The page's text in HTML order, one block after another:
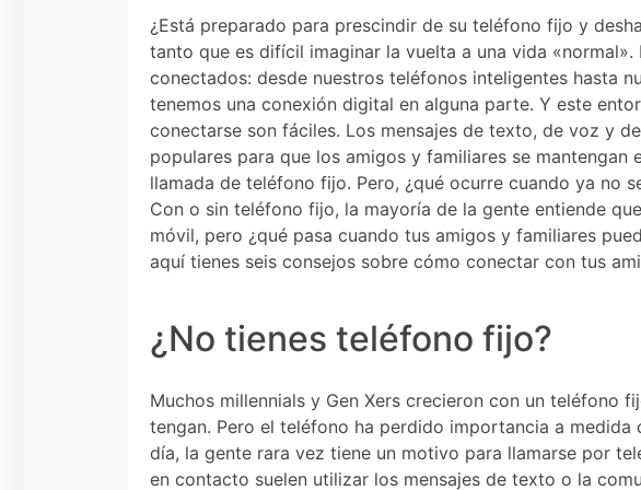
¿Está preparado para prescindir de su teléfono fijo y
tanto que es difícil imaginar la vuelta a una vida
conectados: desde nuestros teléfonos inteligentes hasta
tenemos una conexión digital en alguna parte. Y este
conectarse son fáciles. Los mensajes de texto, de voz y
populares para que los amigos y familiares se mantengan
llamada de teléfono fijo. Pero, ¿qué ocurre cuando ya no
Con o sin teléfono fijo, la mayoría de la gente entiende
móvil, pero ¿qué pasa cuando tus amigos y familiares
aquí tienes seis consejos sobre cómo conectar con tus
¿No tienes teléfono fijo?
Muchos millennials y Gen Xers crecieron con un teléfono
tengan. Pero el teléfono ha perdido importancia a
día, la gente rara vez tiene un motivo para llamarse por
en contacto suelen utilizar los mensajes de texto o la